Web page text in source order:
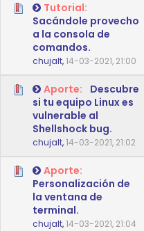
Tutorial:
Sacándole provecho
a la consola de
comandos.
chujalt,14-03-2021, 21:00
Aporte:
Descubre
si tu equipo Linux es
vulnerable al
Shellshock bug.
chujalt,14-03-2021, 21:02
Aporte:
Personalización de
la ventana de
terminal.
chujalt,14-03-2021, 21:04